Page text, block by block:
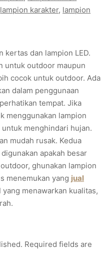
lampion karakter, lampion
kertas dan lampion LED.
untuk outdoor maupun
cocok untuk outdoor. Ada
dalam penggunaan
tempat. Jika
menggunakan lampion
untuk menghindari hujan.
mudah rusak. Kedua
apakah besar
ghunakan lampion
menemukan yang jual
yang menawarkan kualitas,
Required fields are